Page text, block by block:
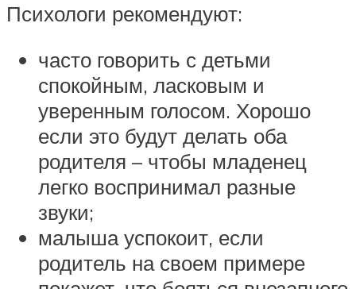
Психологи рекомендуют:
часто говорить с детьми
спокойным, ласковым и
уверенным голосом. Хорошо
если это будут делать оба
родителя – чтобы младенец
легко воспринимал разные
звуки;
малыша успокоит, если
родитель на своем примере